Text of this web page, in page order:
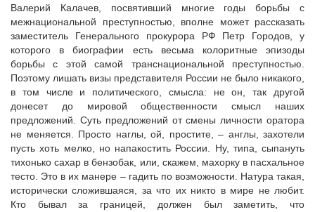
Валерий Калачев, посвятивший многие годы борьбы с
межнациональной преступностью, вполне может рассказать
заместитель Генерального прокурора РФ Петр Городов, у
которого в биографии есть весьма колоритные эпизоды
борьбы с этой самой транснациональной преступностью.
Поэтому лишать визы представителя России не было никакого,
в том числе и политического, смысла: не он, так другой
донесет до мировой общественности смысл наших
предложений. Суть предложений от смены личности оратора
не меняется. Просто наглы, ой, простите, – англы, захотели
пусть хоть мелко, но напакостить России. Ну, типа, сыпануть
тихонько сахар в бензобак, или, скажем, махорку в пасхальное
тесто. Это в их манере – гадить по возможности. Натура такая,
исторически сложившаяся, за что их никто в мире не любит.
Кто бывал за границей, должен был заметить, что